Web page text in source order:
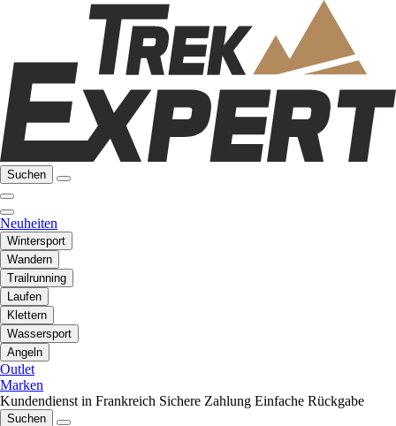
Suchen
Neuheiten
Wintersport
Wandern
Trailrunning
Laufen
Klettern
Wassersport
Angeln
Outlet
Marken
Kundendienst in Frankreich Sichere Zahlung Einfache Rückgabe
Suchen